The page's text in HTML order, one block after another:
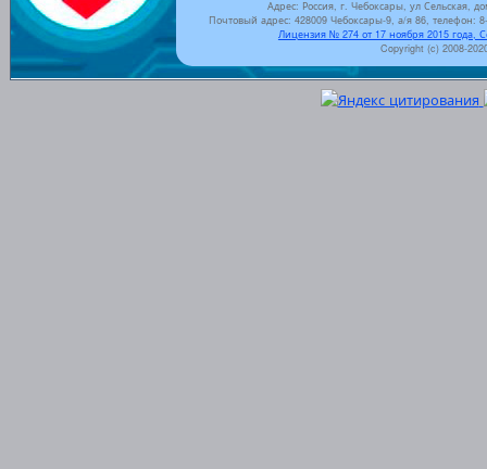
Адрес: Россия, г. Чебоксары, ул Сельская,
Почтовый адрес: 428009 Чебоксары-9, а/я 86, телефон:
Лицензия № 274 от 17 ноября 2015 года,
Copyright (c) 2008-